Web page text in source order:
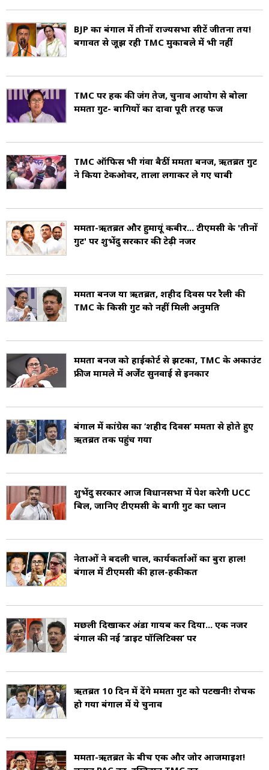
BJP का बंगाल में तीनों राज्यसभा सीटें जीतना तय!
बगावत से जूझ रही TMC मुकाबले में भी नहीं
TMC पर हक की जंग तेज, चुनाव आयोग से बोला
ममता गुट- बागियों का दावा पूरी तरह फर्जी
TMC ऑफिस भी गंवा बैठीं ममता बनर्जी, ऋतब्रत गुट
ने किया टेकओवर, ताला लगाकर ले गए चाबी
ममता-ऋतब्रत और हुमायूं कबीर... टीएमसी के 'तीनों
गुट' पर शुभेंदु सरकार की टेढ़ी नजर
ममता बनर्जी या ऋतब्रत, शहीद दिवस पर रैली की
TMC के किसी गुट को नहीं मिली अनुमति
ममता बनर्जी को हाईकोर्ट से झटका, TMC के अकाउंट
फ्रीज मामले में अर्जेंट सुनवाई से इनकार
बंगाल में कांग्रेस का ‘शहीद दिवस’ ममता से होते हुए
ऋतब्रत तक पहुंच गया
शुभेंदु सरकार आज विधानसभा में पेश करेगी UCC
बिल, जानिए टीएमसी के बागी गुट का प्लान
नेताओं ने बदली चाल, कार्यकर्ताओं का बुरा हाल!
बंगाल में टीएमसी की हाल-हकीकत
मछली दिखाकर अंडा गायब कर दिया... एक नजर
बंगाल की नई ‘डाइट पॉलिटिक्स’ पर
ऋतब्रत 10 दिन में देंगे ममता गुट को पटखनी! रोचक
हो गया बंगाल में ये चुनाव
ममता-ऋतब्रत के बीच एक और जोर आजमाइश!